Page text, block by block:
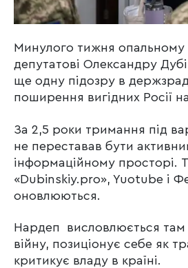
Минулого тижня
депутатові Олександру
ще одну підозру в
поширення вигідних Росії
За 2,5 роки тримання під
не переставав бути
інформаційному просторі.
«Dubinskiy.pro», Yuotube і
оновлюються.
Нардеп висловлюється там
війну, позиціонує себе як
критикує владу в країні.